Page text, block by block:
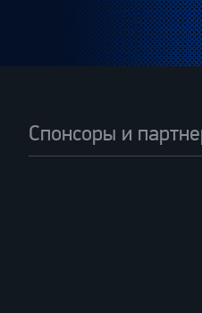
Спонсоры и